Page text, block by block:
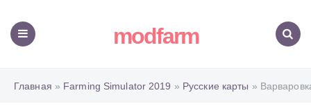
modfarm
Главная » Farming Simulator 2019 » Русские карты »